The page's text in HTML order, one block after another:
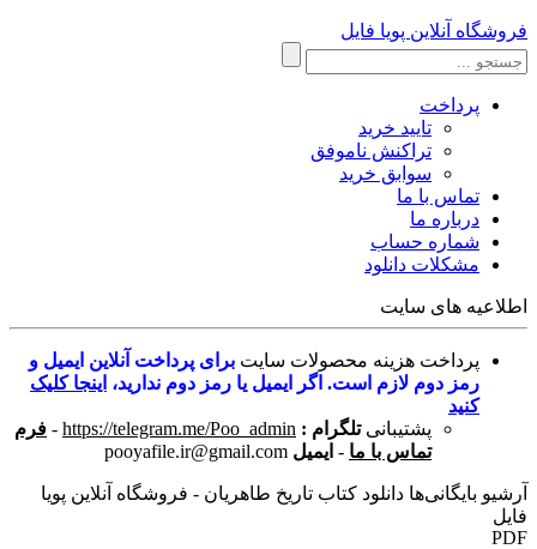
فروشگاه آنلاین پویا فایل
پرداخت
تایید خرید
تراکنش ناموفق
سوابق خرید
تماس با ما
درباره ما
شماره حساب
مشکلات دانلود
اطلاعیه های سایت
پرداخت هزینه محصولات سایت برای پرداخت آنلاین ایمیل و
رمز دوم لازم است. اگر ایمیل یا رمز دوم ندارید، اینجا کلیک
کنید
پشتیبانی تلگرام : https://telegram.me/Poo_admin
- فرم
تماس با ما - ایمیل pooyafile.ir@gmail.com
آرشیو بایگانی‌ها دانلود کتاب تاریخ طاهریان - فروشگاه آنلاین پویا
فایل
PDF